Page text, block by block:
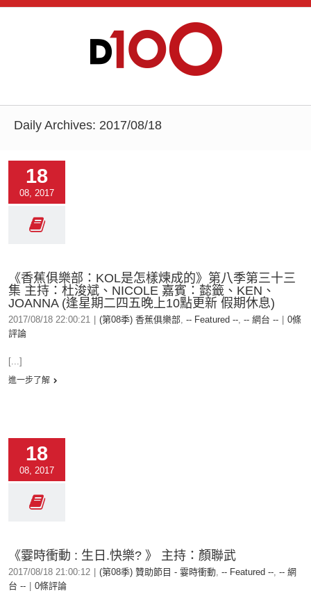
Daily Archives: 2017/08/18
18
08, 2017
《香蕉俱樂部：KOL是怎樣煉成的》第八季第三十三
集 主持：杜浚斌、NICOLE 嘉賓：懿籤、KEN、
JOANNA (逢星期二四五晚上10點更新 假期休息)
2017/08/18 22:00:21 (第08季) 香蕉俱樂部, -- Featured --, -- 網台 --
0條
評論
[...]
進一步了解
18
08, 2017
《霎時衝動 : 生日.快樂? 》 主持：顏聯武
2017/08/18 21:00:12 (第08季) 贊助節目 - 霎時衝動, -- Featured --, -- 網
台 --
0條評論